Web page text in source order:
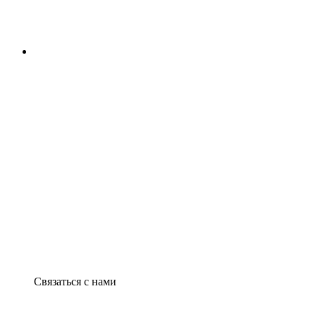
Связаться с нами